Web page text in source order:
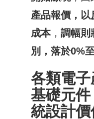
產品報價，以
成本，調幅則
別，落於0%
各類電
基礎元件
統設計